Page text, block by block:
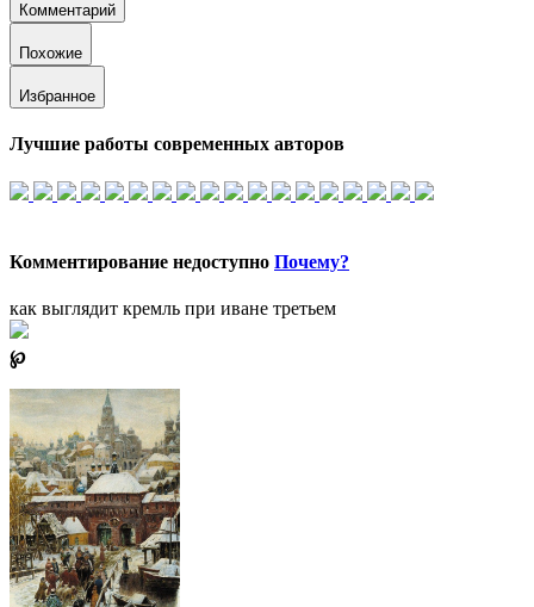
Комментарий
Похожие
Избранное
Лучшие работы современных авторов
Комментирование недоступно Почему?
как выглядит кремль при иване третьем
℘